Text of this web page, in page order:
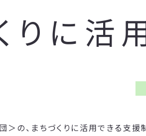
りに活
の、まちづくりに活用できる支援